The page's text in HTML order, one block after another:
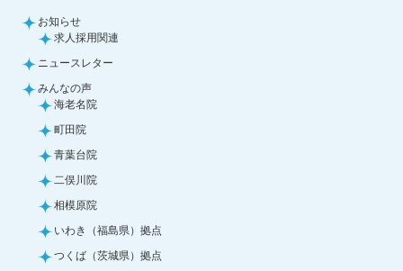
お知らせ
求人採用関連
ニュースレター
みんなの声
海老名院
町田院
青葉台院
二俣川院
相模原院
いわき（福島県）拠点
つくば（茨城県）拠点